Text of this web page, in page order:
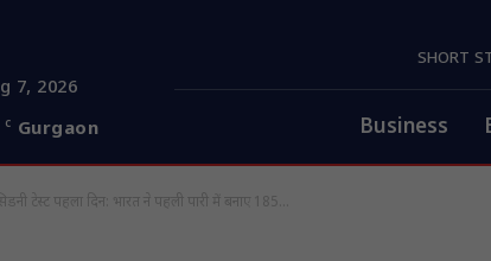
7, 2026
C Gurgaon
SHORT
Business
टेस्ट पहला दिन: भारत ने पहली पारी में बनाए 185...